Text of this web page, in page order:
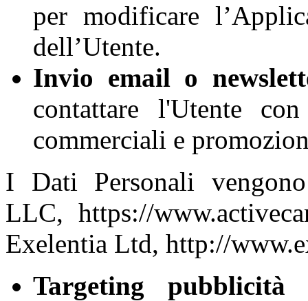
per modificare
dell’Utente.
Invio email o
contattare l'Utente
commerciali e
I Dati Personali
LLC, https://
Exelentia Ltd, http://
Targeting pubblicità